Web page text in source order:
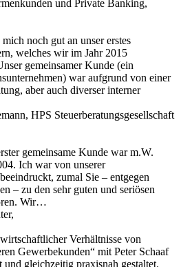
und Private Banking,
noch gut an unser erstes
welches wir im Jahr 2015
gemeinsamer Kunde (ein
war aufgrund von einer
aber auch diverser interner
HPS Steuerberatungsgesellschaft
gemeinsame Kunde war m.W.
Ich war von unserer
zumal Sie – entgegen
– zu den sehr guten und seriösen
Wir…
Verhältnisse von
Gewerbekunden“ mit Peter Schaaf
gleichzeitig praxisnah gestaltet.